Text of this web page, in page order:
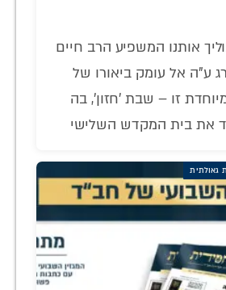
אותנו המשפיע הרב חיים
ע"ה אל עומק ביאורו של
זו – שבת 'חזון', בה
את בית המקדש השלישי
גאולתית